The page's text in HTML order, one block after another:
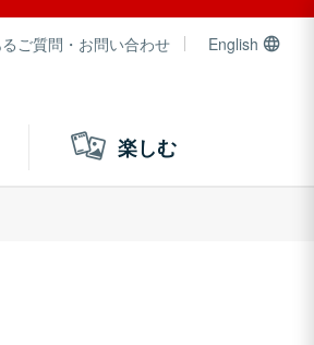
ご質問・お問い合わせ English
楽しむ